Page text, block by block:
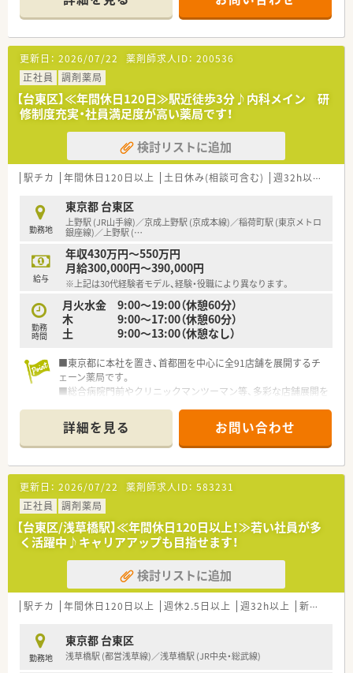
講可能な研修も幅広く用意されています
■店舗で活躍する従業員、社外で活躍する従業員、将来経営幹部
となる従業員など、薬剤師として様々な活躍ができるフィールド
を用意されています
■総合薬剤師・調剤薬剤師（土日休み・19時までの勤務）どちらか
の働き方を選択できます
■調剤併設型だけでなく「医療モール・クリニック併設店舗」「敷
地内薬局」「訪問調剤特化型店舗」など様々な店舗を運営してい
ます
■在宅医療にも積極的取り組んでおり「訪問調剤特化型店舗」を
50店舗以上、無菌調剤室は業界最多の51店舗設置しています
■「プラチナくるみん認定企業」「健康経営優良法人2023（大規模
法人部門）認定」等を取得し一人ひとりが働きやすい環境が整備
■充実した研修制度、人事制度、評価制度、キャリア支援制度等
があるのも特徴です
更新日： 2026/07/22 薬剤師求人ID： 200536
正社員
調剤薬局
【台東区】≪年間休日120日≫駅近徒歩3分♪内科メイン 研
修制度充実・社員満足度が高い薬局です！
検討リストに追加
駅チカ 年間休日120日以上 土日休み(相談可含む) 週32h以上
勤務地
東京都 台東区
上野駅 (JR山手線)／京成上野駅 (京成本線)／稲荷町駅 (東京メトロ
銀座線)／上野駅 (…
給与
年収430万円～550万円
月給300,000円～390,000円
※上記は30代経験者モデル、経験・役職により異なります。
勤務
時間
月火水金 9:00～19:00（休憩60分）
木 9:00～17:00（休憩60分）
土 9:00～13:00（休憩なし）
■東京都に本社を置き、首都圏を中心に全91店舗を展開するチ
ェーン薬局です。
■総合病院門前やクリニックマンツーマン等、多彩な店舗展開を
■定着率が高く、新卒の3年定着率は93％、5年定着率は89%で
す。
■手厚い研修制度が魅力！他、、産前産後休暇・育児休暇後も完
備！復帰したママさん薬剤師も多くいらっしゃいます！
詳細を見る お問い合わせ
更新日： 2026/07/22 薬剤師求人ID： 583231
正社員
調剤薬局
【台東区/浅草橋駅】≪年間休日120日以上！≫若い社員が多
く活躍中♪キャリアアップも目指せます！
検討リストに追加
駅チカ 年間休日120日以上 週休2.5日以上 週32h以上 新卒可
勤務地
東京都 台東区
浅草橋駅 (都営浅草線)／浅草橋駅 (JR中央・総武線)